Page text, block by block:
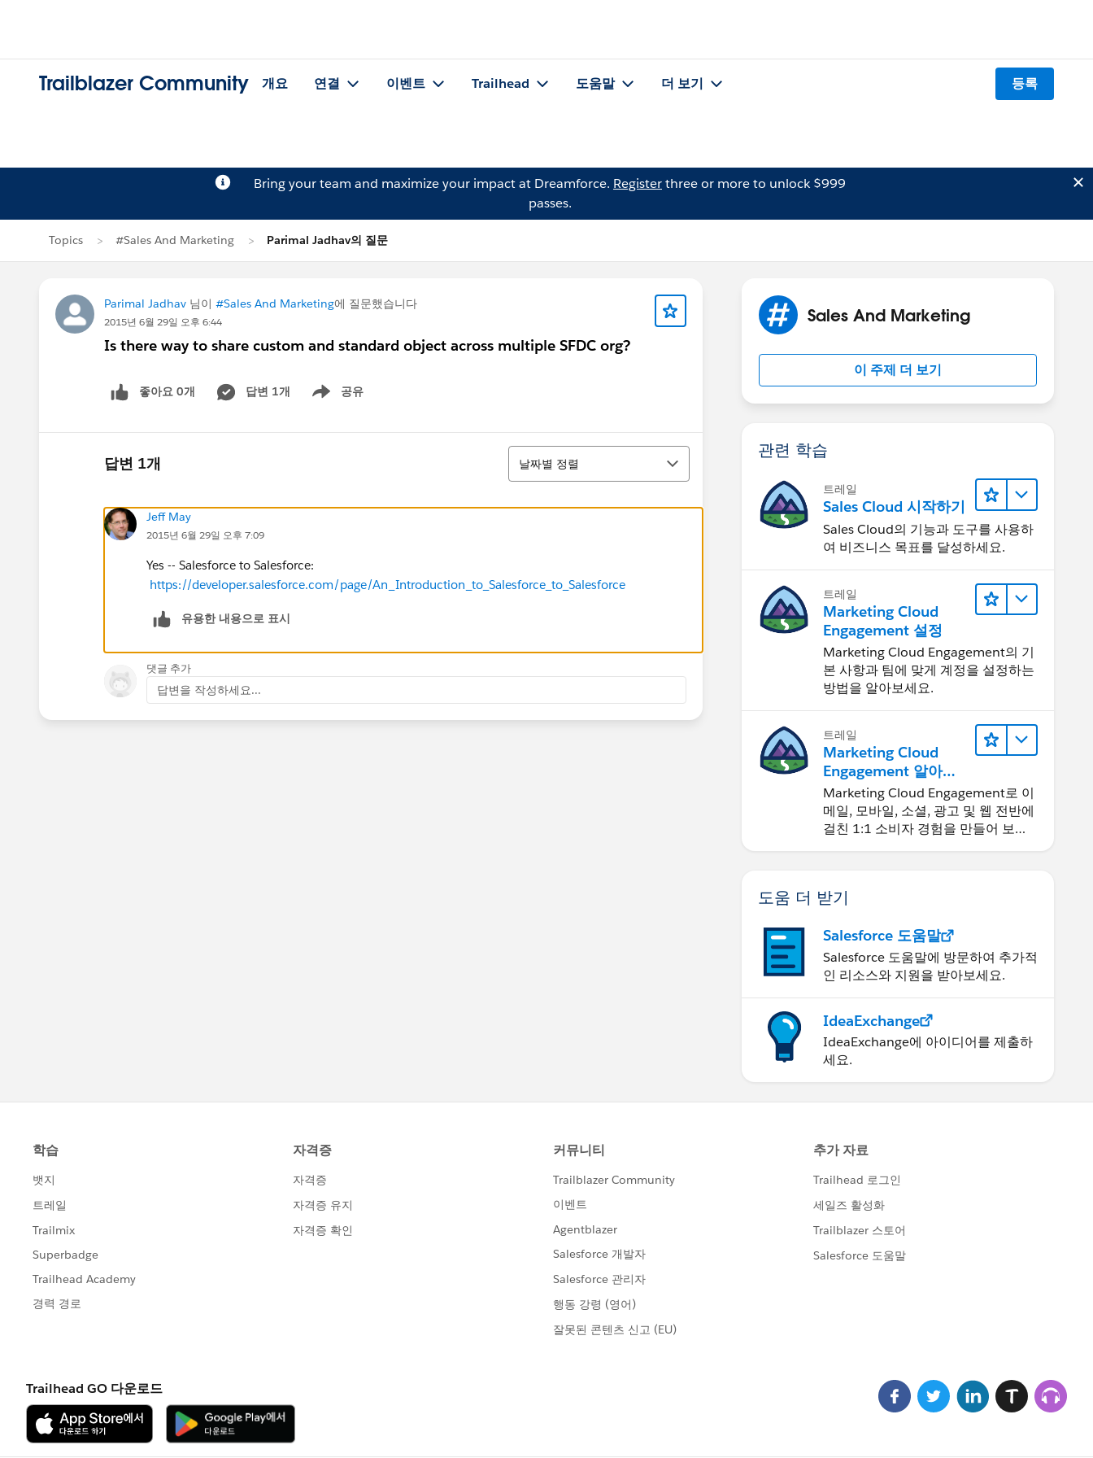
Trailblazer Community 개요 연결 이벤트 Trailhead 도움말 더 보기 등록
Bring your team and maximize your impact at Dreamforce. Registerthree or more to unlock $999
passes.
Topics #Sales And Marketing Parimal Jadhav의 질문
Parimal Jadhav 님이 #Sales And Marketing에 질문했습니다
2015년 6월 29일 오후 6:44
Is there way to share custom and standard object across multiple SFDC org?
좋아요 0개 답변 1개 공유
Show menu
답변 1개
정렬
날짜별 정렬
Jeff May
2015년 6월 29일 오후 7:09
Yes -- Salesforce to Salesforce:
https://developer.salesforce.com/page/An_Introduction_to_Salesforce_to_Salesforce
유용한 내용으로 표시
댓글 추가
답변을 작성하세요...
Sales And Marketing
이 주제 더 보기
관련 학습
트레일
Sales Cloud 시작하기
Sales Cloud의 기능과 도구를 사용하
여 비즈니스 목표를 달성하세요.
트레일
Marketing Cloud
Engagement 설정
Marketing Cloud Engagement의 기
본 사항과 팀에 맞게 계정을 설정하는
방법을 알아보세요.
트레일
Marketing Cloud
Engagement 알아보
기
Marketing Cloud Engagement로 이
메일, 모바일, 소셜, 광고 및 웹 전반에
걸친 1:1 소비자 경험을 만들어 보세
도움 더 받기
Salesforce 도움말
Salesforce 도움말에 방문하여 추가적
인 리소스와 지원을 받아보세요.
IdeaExchange
IdeaExchange에 아이디어를 제출하
세요.